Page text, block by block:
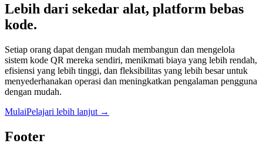
Lebih dari sekedar alat, platform bebas
kode.
Setiap orang dapat dengan mudah membangun dan mengelola
sistem kode QR mereka sendiri, menikmati biaya yang lebih rendah,
efisiensi yang lebih tinggi, dan fleksibilitas yang lebih besar untuk
menyederhanakan operasi dan meningkatkan pengalaman pengguna
dengan mudah.
MulaiPelajari lebih lanjut →
Footer